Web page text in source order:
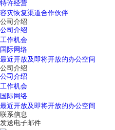
特许经营
容灾恢复渠道合作伙伴
公司介绍
公司介绍
工作机会
国际网络
最近开放及即将开放的办公空间
公司介绍
公司介绍
工作机会
国际网络
最近开放及即将开放的办公空间
联系信息
发送电子邮件